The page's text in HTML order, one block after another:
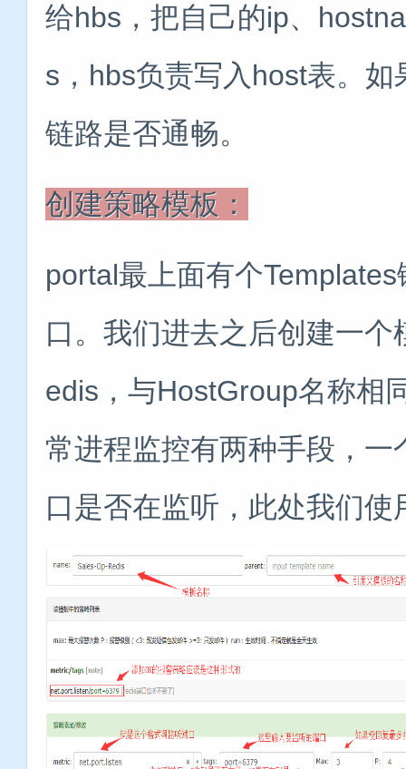
给hbs，把自己的ip、
s，hbs负责写入host表。
链路是否通畅。
创建策略模板：
portal最上面有个
口。我们进去之后创建一
edis，与HostGroup名称相
常进程监控有两种手段，
口是否在监听，此处我们使